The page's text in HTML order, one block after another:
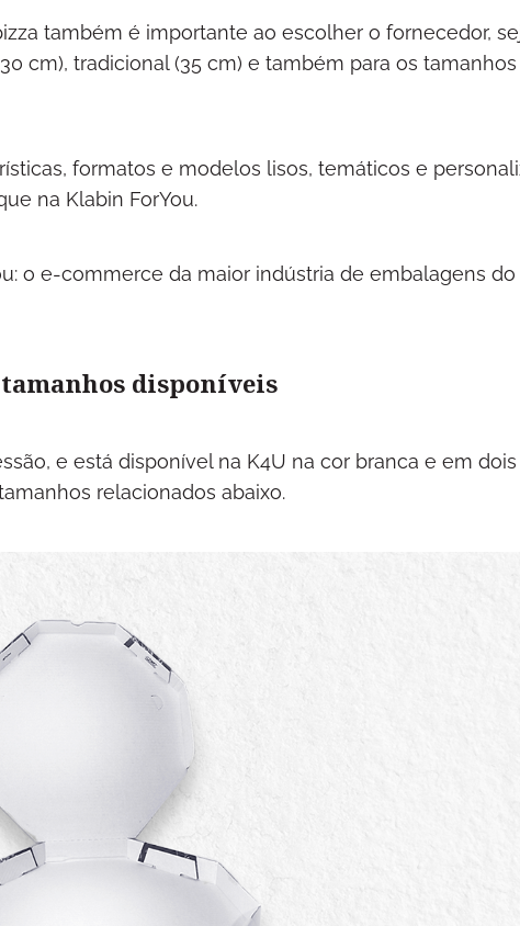
também é importante ao escolher o fornecedor,
cm), tradicional (35 cm) e também para os tamanhos
formatos e modelos lisos, temáticos e
na Klabin ForYou.
o e-commerce da maior indústria de embalagens do
disponíveis
e está disponível na K4U na cor branca e em dois
relacionados abaixo.